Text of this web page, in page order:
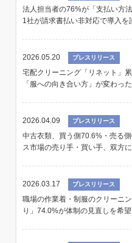
法人担当者の76%が「支払い方
1社が請求書払い非対応で導入を
2026.05.20 プレスリリース
宅配クリーニング「リネット」
「服への向き合い方」が変わっ
2026.04.09 プレスリリース
中古衣類、買う側70.6%・売る
ス市場の売り手・買い手、双方
2026.03.17 プレスリリース
職場の作業着・制服のクリーニ
り」74.0%が体制の見直しを希望